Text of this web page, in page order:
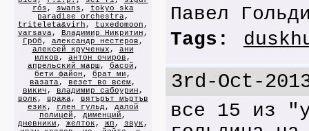
rós , swans ,
tokyo ska
paradise orchestra,
triteleta&virh , tuxedomoon ,
varsava, Владимир Никритин ,
ГрОб , александр нестеров ,
алексей крученых , ани
илков , антон очиров ,
апрельский марш , басой ,
бети файон , брат ми ,
вазата, везет во всем ,
викич , владимир сабоурин ,
волк , вража,
вятърът мъртъв
език , глен гульд, далой
полицей , дименций ,
дневники , желток , жп , звук ,
Павел
Tags:
3rd-Oct-
все 15 из